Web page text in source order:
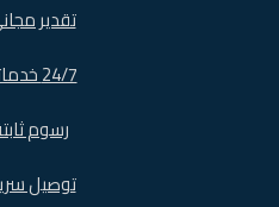
تقدير
24/7 خدماتنا
رسوم
توصيل